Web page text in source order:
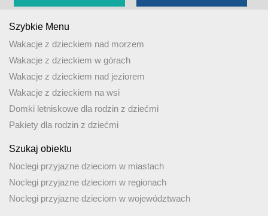
Szybkie Menu
Wakacje z dzieckiem nad morzem
Wakacje z dzieckiem w górach
Wakacje z dzieckiem nad jeziorem
Wakacje z dzieckiem na wsi
Domki letniskowe dla rodzin z dziećmi
Pakiety dla rodzin z dziećmi
Szukaj obiektu
Noclegi przyjazne dzieciom w miastach
Noclegi przyjazne dzieciom w regionach
Noclegi przyjazne dzieciom w województwach